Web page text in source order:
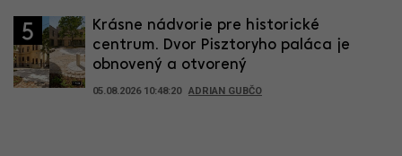
5
Krásne nádvorie pre historické
centrum. Dvor Pisztoryho paláca je
obnovený a otvorený
05.08.2026 10:48:20 ADRIAN GUBČO